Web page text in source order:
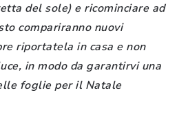
del sole) e ricominciare ad
compariranno nuovi
riportatela in casa e non
in modo da garantirvi una
foglie per il Natale